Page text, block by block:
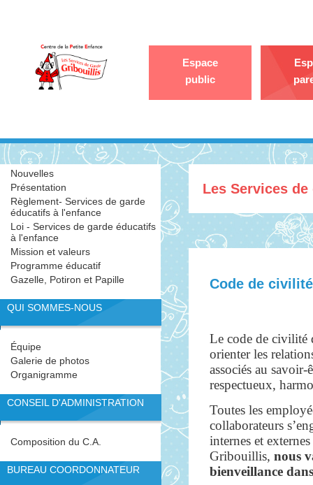
Les Services
Espace
public
Nouvelles
Présentation
Règlement- Services de garde
éducatifs à l'enfance
Loi - Services de garde éducatifs
à l'enfance
Mission et valeurs
Programme éducatif
Gazelle, Potiron et Papille
QUI SOMMES-NOUS
Équipe
Galerie de photos
Organigramme
CONSEIL D'ADMINISTRATION
Composition du C.A.
BUREAU COORDONNATEUR
Code de civilité
Le code de civilité
orienter les
associés au
respectueux,
Toutes les
collaborateurs
internes et
Gribouillis, nous
bienveillance